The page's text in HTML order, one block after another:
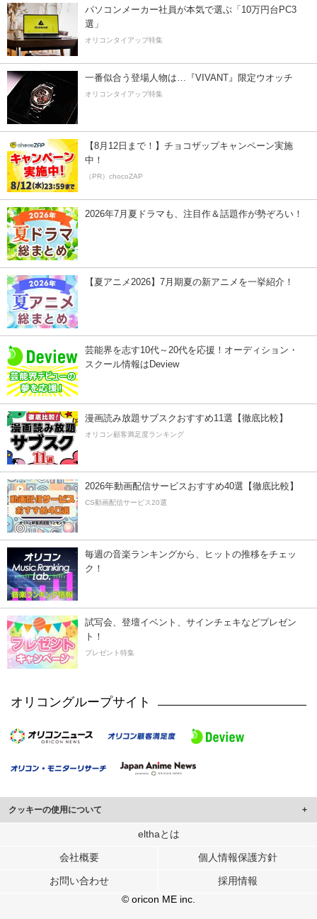
パソコンメーカー社員が本気で選ぶ「10万円台PC3
選」
オリコンタイアップ特集
一番似合う登場人物は…『VIVANT』限定ウオッチ
オリコンタイアップ特集
【8月12日まで！】チョコザップキャンペーン実施
中！
（PR）chocoZAP
2026年7月夏ドラマも、注目作＆話題作が勢ぞろい！
【夏アニメ2026】7月期夏の新アニメを一挙紹介！
芸能界を志す10代～20代を応援！オーディション・
スクール情報はDeview
漫画読み放題サブスクおすすめ11選【徹底比較】
オリコン顧客満足度ランキング
2026年動画配信サービスおすすめ40選【徹底比較】
CS動画配信サービス20選
毎週の音楽ランキングから、ヒットの推移をチェッ
ク！
試写会、登壇イベント、サインチェキなどプレゼン
ト！
プレゼント特集
オリコングループサイト
クッキーの使用について
このサイトでは Cookie を使用して、ユーザーに合わせたコンテンツや広告の
行っています。
メディアや広告配信、データ解析の各パートナーに提供しています。
各パートナーは、この情報とユーザーが各パートナーに提供した他の情報や、
ユーザーが各パートナーのサービスを使用したときに収集した他の情報を組み
elthaとは
会社概要 個人情報保護方針
お問い合わせ
採用情報
© oricon ME inc.